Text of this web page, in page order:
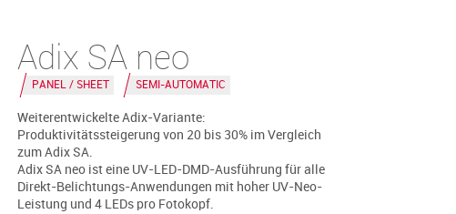
Adix SA neo
PANEL / SHEET SEMI-AUTOMATIC
Weiterentwickelte Adix-Variante:
Produktivitätssteigerung von 20 bis 30% im Vergleich
zum Adix SA.
Adix SA neo ist eine UV-LED-DMD-Ausführung für alle
Direkt-Belichtungs-Anwendungen mit hoher UV-Neo-
Leistung und 4 LEDs pro Fotokopf.